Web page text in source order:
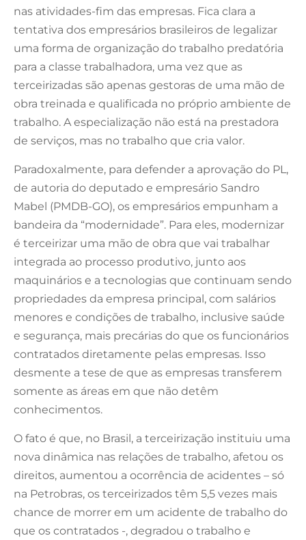
nas atividades-fim das empresas. Fica clara a
tentativa dos empresários brasileiros de legalizar
uma forma de organização do trabalho predatória
para a classe trabalhadora, uma vez que as
terceirizadas são apenas gestoras de uma mão de
obra treinada e qualificada no próprio ambiente de
trabalho. A especialização não está na prestadora
de serviços, mas no trabalho que cria valor.
Paradoxalmente, para defender a aprovação do PL,
de autoria do deputado e empresário Sandro
Mabel (PMDB-GO), os empresários empunham a
bandeira da “modernidade”. Para eles, modernizar
é terceirizar uma mão de obra que vai trabalhar
integrada ao processo produtivo, junto aos
maquinários e a tecnologias que continuam sendo
propriedades da empresa principal, com salários
menores e condições de trabalho, inclusive saúde
e segurança, mais precárias do que os funcionários
contratados diretamente pelas empresas. Isso
desmente a tese de que as empresas transferem
somente as áreas em que não detêm
conhecimentos.
O fato é que, no Brasil, a terceirização instituiu uma
nova dinâmica nas relações de trabalho, afetou os
direitos, aumentou a ocorrência de acidentes – só
na Petrobras, os terceirizados têm 5,5 vezes mais
chance de morrer em um acidente de trabalho do
que os contratados -, degradou o trabalho e